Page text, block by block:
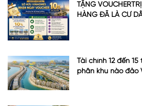
TẶNG
HÀNG ĐÃ LÀ CƯ
Tài chính 12 đến
phân khu nào đảo